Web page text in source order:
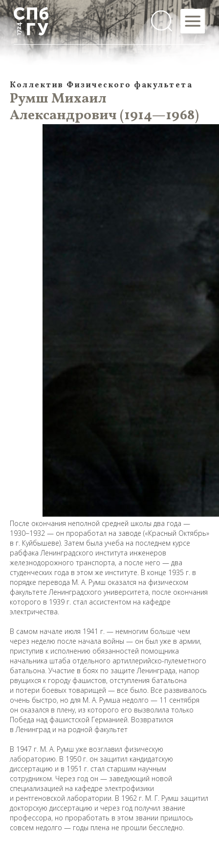
Коллектив Физического факультета
Румш Михаил
Александрович (1914—1968)
После окончания неполной средней школы два года —
1930−1932 — он проработал на заводе («Красный Октябрь»
в г. Куйбышеве). Затем была учеба на последнем курсе
рабфака Ленинградского института инженеров
железнодорожного транспорта, а после него — два
студенческих года в этом же институте. В конце 1935 г. в
порядке перевода М. А. Румш оказался на физическом
факультете Ленинградского университета, после окончания
которого в 1939 г. стал ассистентом на кафедре
электричества.
В самом начале июля 1941 г. — немногим больше чем
через неделю после начала войны — он был уже в армии,
приступив к исполнению обязанностей помощника
начальника штаба отдельного артиллерийско-пулеметного
батальона. Участие в боях по защите Ленинграда, напор
рвущихся к городу фашистов, отступления батальона
и потери боевых товарищей — все было. Все развивалось
очень быстро, но для М. А. Румша недолго — 11 сентября
он оказался в плену, из которого его вызволила только
Победа над фашистской Германией. Возвратился
в Ленинград и на родной факультет
В 1947 г. М. А. Румш уже возглавил физическую
лабораторию. В 1950 г. он защитил кандидатскую
диссертацию и в 1951 г. стал старшим научным
сотрудником. Через год он — заведующий новой
специализацией на кафедре электрофизики
и рентгеновской лаборатории. В 1962 г. М. Г. Румш защитил
докторскую диссертацию и через год получил звание
профессора, но проработать в этом звании пришлось
совсем недолго — годы плена не прошли бесследно.
Предложить
дополнения к материалу